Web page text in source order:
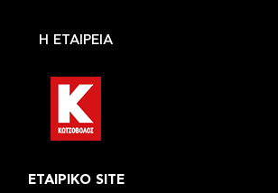
Η ΕΤΑΙΡΕΙΑ
ΕΤΑΙΡΙΚΟ SITE